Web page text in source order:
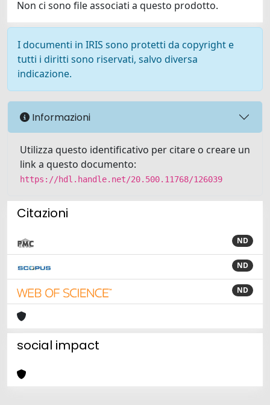
Non ci sono file associati a questo prodotto.
I documenti in IRIS sono protetti da copyright e
tutti i diritti sono riservati, salvo diversa
indicazione.
Informazioni
Utilizza questo identificativo per citare o creare un
link a questo documento:
https://hdl.handle.net/20.500.11768/126039
Citazioni
ND
ND
ND
social impact